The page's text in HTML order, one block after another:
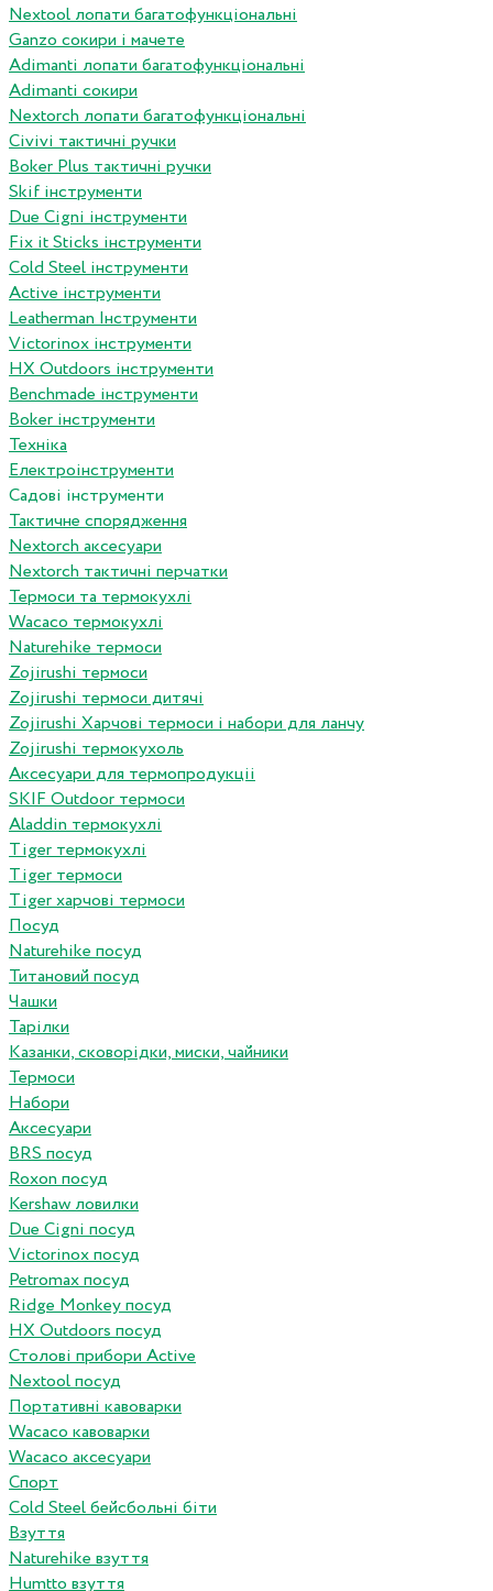
Nextool лопати багатофункціональні
Ganzo сокири і мачете
Adimanti лопати багатофункціональні
Adimanti сокири
Nextorch лопати багатофункціональні
Сivivi тактичні ручки
Boker Plus тактичні ручки
Skif інструменти
Due Cigni інструменти
Fix it Sticks інструменти
Сold Steel інструменти
Active інструменти
Leatherman Інструменти
Victorinox інструменти
HX Outdoors інструменти
Benchmade інструменти
Boker інструменти
Техніка
Електроінструменти
Садові інструменти
Тактичне спорядження
Nextorch аксесуари
Nextorch тактичні перчатки
Термоси та термокухлі
Wacaco термокухлі
Naturehike термоси
Zojirushi термоси
Zojirushi термоси дитячі
Zojirushi Харчові термоси і набори для ланчу
Zojirushi термокухоль
Аксесуари для термопродукціі
SKIF Outdoor термоси
Aladdin термокухлі
Tiger термокухлі
Tiger термоси
Tiger харчові термоси
Посуд
Naturehike посуд
Титановий посуд
Чашки
Тарілки
Казанки, сковорідки, миски, чайники
Термоси
Набори
Аксесуари
BRS посуд
Roxon посуд
Kershaw ловилки
Due Cigni посуд
Victorinox посуд
Petromax посуд
Ridge Monkey посуд
HX Outdoors посуд
Столові прибори Active
Nextool посуд
Портативні кавоварки
Wacaco кавоварки
Wacaco аксесуари
Спорт
Cold Steel бейсбольні біти
Взуття
Naturehike взуття
Humtto взуття